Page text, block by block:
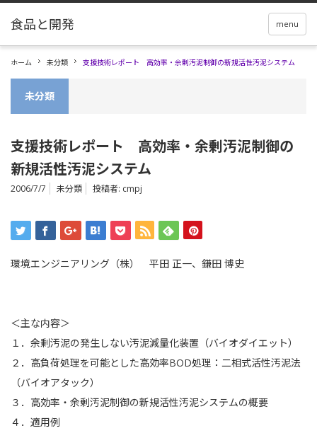
menu
ホーム 未分類 支援技術レポート 高効率・余剰汚泥制御の新規活性汚泥システム
未分類
支援技術レポート 高効率・余剰汚泥制御の
新規活性汚泥システム
2006/7/7 未分類 投稿者: cmpj
環境エンジニアリング（株） 平田 正一、鎌田 博史
＜主な内容＞
１．余剰汚泥の発生しない汚泥減量化装置（バイオダイエット）
２．高負荷処理を可能とした高効率BOD処理：二相式活性汚泥法
（バイオアタック）
３．高効率・余剰汚泥制御の新規活性汚泥システムの概要
４．適用例